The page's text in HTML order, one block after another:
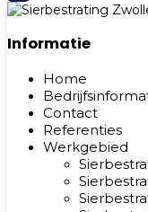
Informatie
Home
Contact
Referenties
Werkgebied